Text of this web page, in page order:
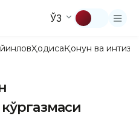
ЎЗ
ҲодисаҚонун ва